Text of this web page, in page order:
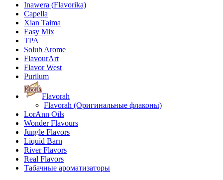
Inawera (Flavorika)
Capella
Xian Taima
Easy Mix
TPA
Solub Arome
FlavourArt
Flavor West
Purilum
Flavorah
Flavorah (Оригинальные флаконы)
LorAnn Oils
Wonder Flavours
Jungle Flavors
Liquid Barn
River Flavors
Real Flavors
Табачные ароматизаторы